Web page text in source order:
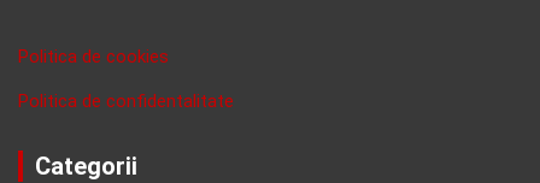
Politica de cookies
Politica de confidentalitate
Categorii